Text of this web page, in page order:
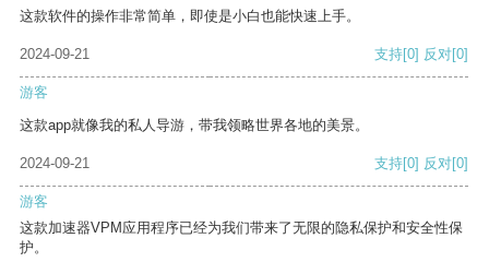
这款软件的操作非常简单，即使是小白也能快速上手。
2024-09-21 支持[0] 反对[0]
游客
这款app就像我的私人导游，带我领略世界各地的美景。
2024-09-21 支持[0] 反对[0]
游客
这款加速器VPM应用程序已经为我们带来了无限的隐私保护和安全性保
护。